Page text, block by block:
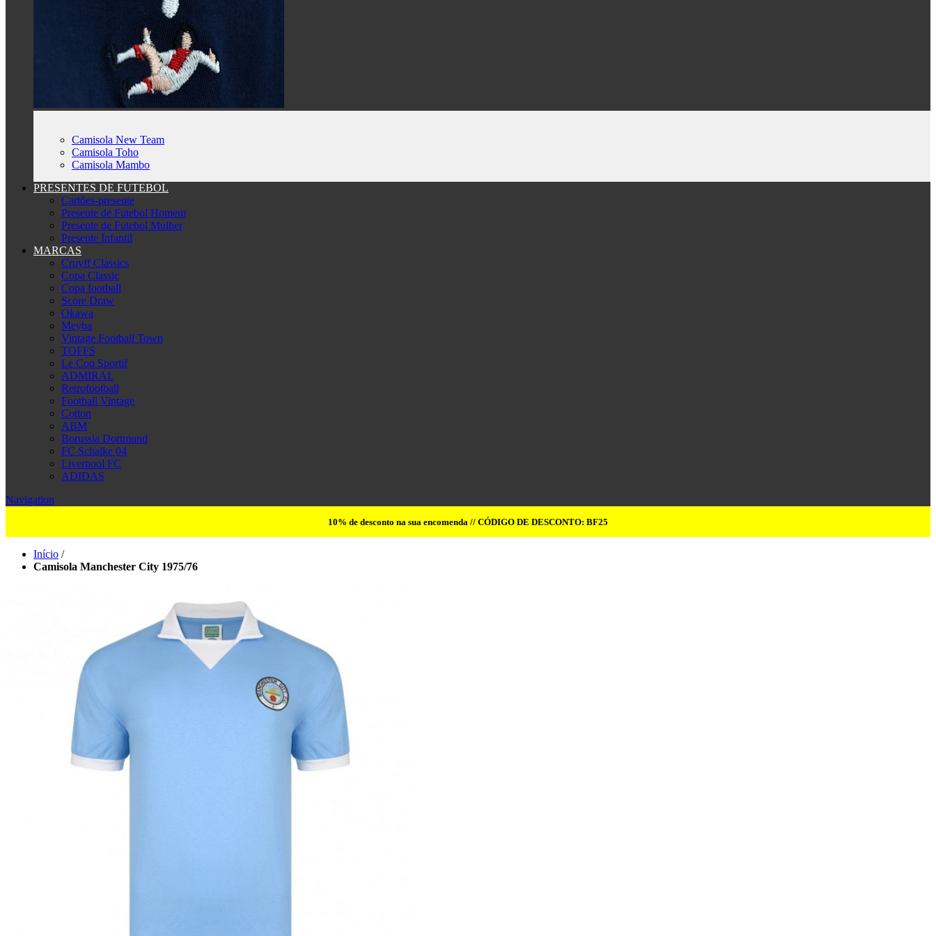
Camisola New Team
Camisola Toho
Camisola Mambo
PRESENTES DE FUTEBOL
Cartões-presente
Presente de Futebol Homem
Presente de Futebol Mulher
Presente Infantil
MARCAS
Cruyff Classics
Copa Classic
Copa football
Score Draw
Okawa
Meyba
Vintage Football Town
TOFFS
Le Coq Sportif
ADMIRAL
Retrofootball
Football Vintage
Cotton
ABM
Borussia Dortmund
FC Schalke 04
Liverpool FC
ADIDAS
Navigation
10% de desconto na sua encomenda // CÓDIGO DE DESCONTO: BF25
Início /
Camisola Manchester City 1975/76